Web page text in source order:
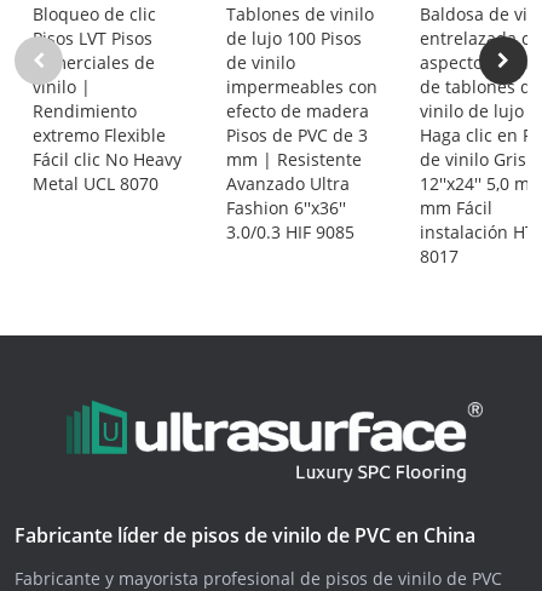
Bloqueo de clic
Pisos LVT Pisos
comerciales de
vinilo |
Rendimiento
extremo Flexible
Fácil clic No Heavy
Metal UCL 8070
Tablones de vinilo
de lujo 100 Pisos
de vinilo
impermeables con
efecto de madera
Pisos de PVC de 3
mm | Resistente
Avanzado Ultra
Fashion 6''x36''
3.0/0.3 HIF 9085
Baldosa de
entrelazada
aspecto de
de tablones de
vinilo de lujo
Haga clic en
de vinilo Gris |
12''x24'' 5,0
mm Fácil
instalación
8017
Fabricante líder de pisos de vinilo de PVC en China
Fabricante y mayorista profesional de pisos de vinilo de PVC